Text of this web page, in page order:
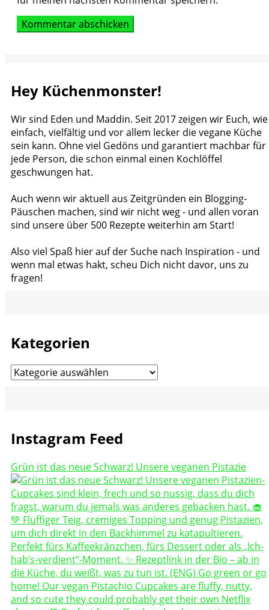
Hey Küchenmonster!
Wir sind Eden und Maddin. Seit 2017 zeigen wir Euch, wie
einfach, vielfältig und vor allem lecker die vegane Küche
sein kann. Ohne viel Gedöns und garantiert machbar für
jede Person, die schon einmal einen Kochlöffel
geschwungen hat.
Auch wenn wir aktuell aus Zeitgründen ein Blogging-
Päuschen machen, sind wir nicht weg - und allen voran
sind unsere über 500 Rezepte weiterhin am Start!
Also viel Spaß hier auf der Suche nach Inspiration - und
wenn mal etwas hakt, scheu Dich nicht davor, uns zu
fragen!
Kategorien
Kategorien
Instagram Feed
Grün ist das neue Schwarz! Unsere veganen Pistazie